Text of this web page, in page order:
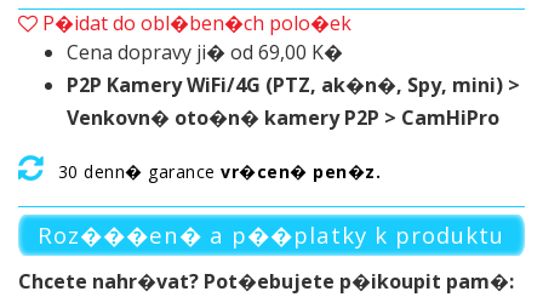
P�idat do obl�ben�ch polo�ek
Cena dopravy ji� od 69,00 K�
P2P Kamery WiFi/4G (PTZ, ak�n�, Spy, mini) >
Venkovn� oto�n� kamery P2P > CamHiPro
30 denn� garance vr�cen� pen�z.
Roz���en� a p��platky k produktu
Chcete nahr�vat? Pot�ebujete p�ikoupit pam�: